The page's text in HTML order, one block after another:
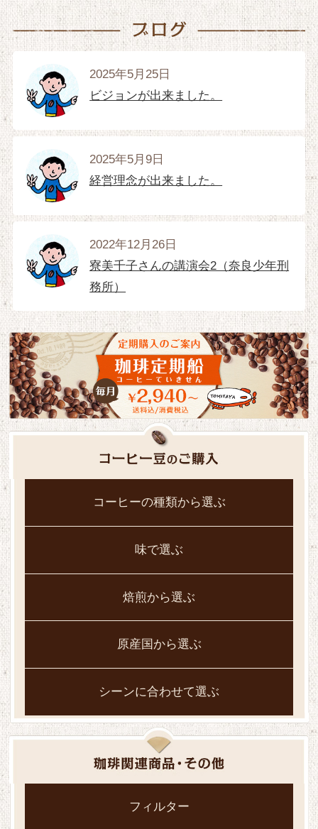
2025年5月25日
ビジョンが出来ました。
2025年5月9日
経営理念が出来ました。
2022年12月26日
寮美千子さんの講演会2（奈良少年刑
務所）
コーヒーの種類から選ぶ
味で選ぶ
焙煎から選ぶ
原産国から選ぶ
シーンに合わせて選ぶ
フィルター